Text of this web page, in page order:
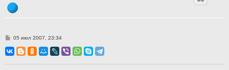
С
о
б
05 июл 2007, 23:34